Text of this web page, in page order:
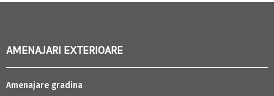
AMENAJARI EXTERIOARE
Amenajare gradina